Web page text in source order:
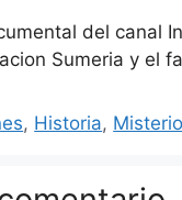
del canal
Sumeria y el
, Historia, Misterio